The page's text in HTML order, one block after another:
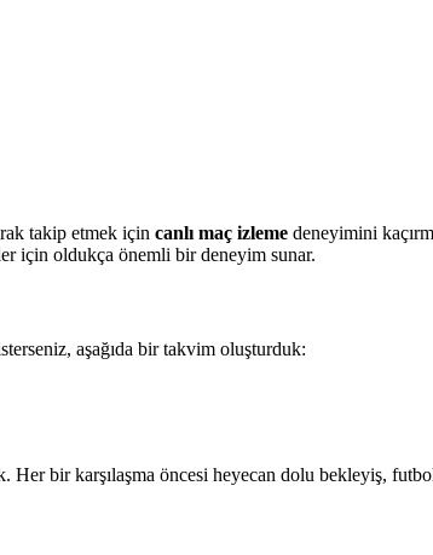
takip etmek için canlı maç izleme deneyimini
için oldukça önemli bir deneyim sunar.
aşağıda bir takvim oluşturduk:
bir karşılaşma öncesi heyecan dolu bekleyiş,